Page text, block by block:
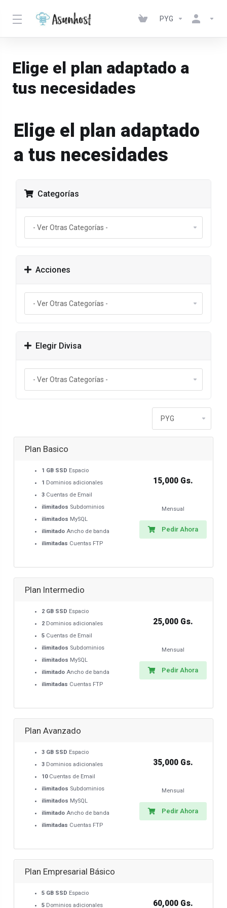
PYG
Elige el plan adaptado a
tus necesidades
Elige el plan adaptado
a tus necesidades
Categorías
Acciones
Elegir Divisa
Plan Basico
1 GB SSD Espacio
1 Dominios adicionales
3 Cuentas de Email
ilimitados Subdominios
ilimitados MySQL
ilimitado Ancho de banda
ilimitadas Cuentas FTP
15,000 Gs.
Mensual
Pedir Ahora
Plan Intermedio
2 GB SSD Espacio
2 Dominios adicionales
5 Cuentas de Email
ilimitados Subdominios
ilimitados MySQL
ilimitado Ancho de banda
ilimitadas Cuentas FTP
25,000 Gs.
Mensual
Pedir Ahora
Plan Avanzado
3 GB SSD Espacio
3 Dominios adicionales
10Cuentas de Email
ilimitados Subdominios
ilimitados MySQL
ilimitado Ancho de banda
ilimitadas Cuentas FTP
35,000 Gs.
Mensual
Pedir Ahora
Plan Empresarial Básico
5 GB SSD Espacio
5 Dominios adicionales 60,000 Gs.